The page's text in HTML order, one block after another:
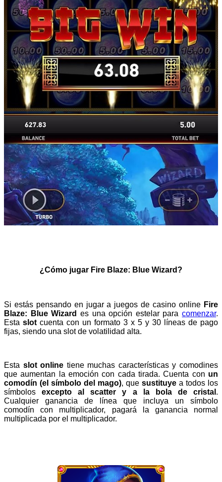
¿Cómo jugar Fire Blaze: Blue Wizard?
Si estás pensando en jugar a juegos de casino online Fire
Blaze: Blue Wizard es una opción estelar para comenzar.
Esta slot cuenta con un formato 3 x 5 y 30 líneas de pago
fijas, siendo una slot de volatilidad alta.
Esta slot online tiene muchas características y comodines
que aumentan la emoción con cada tirada. Cuenta con un
comodín (el símbolo del mago), que sustituye a todos los
símbolosexcepto al scatter y a la bola de cristal .
Cualquier ganancia de línea que incluya un símbolo
comodín con multiplicador, pagará la ganancia normal
multiplicada por el multiplicador.